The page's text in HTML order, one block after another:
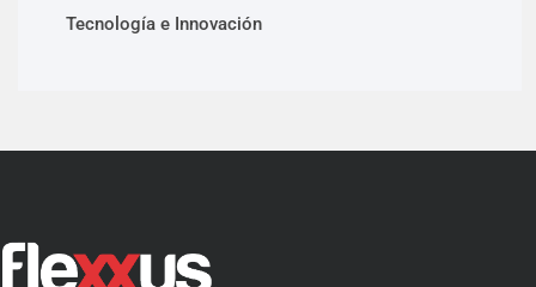
Tecnología e Innovación